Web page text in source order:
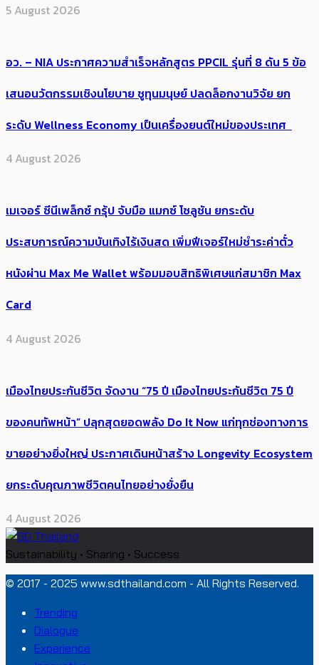
5 August 2026
อว. – NIA ประกาศความสำเร็จหลักสูตร PPCIL รุ่นที่ 8 ดัน 5 ข้อ
เสนอนวัตกรรมเชิงนโยบาย ชูทุนมนุษย์ ปลดล็อกงานวิจัย ยก
ระดับ Wellness Economy เป็นเครื่องยนต์ใหม่ของประเทศ
4 August 2026
เมเจอร์ ซีนีเพล็กซ์ กรุ้ป จับมือ แมกซ์ โซลูชัน ยกระดับ
ประสบการณ์ความบันเทิงไร้เงินสด เพิ่มฟีเจอร์ใหม่ชำระค่าตั๋ว
หนังผ่าน Max Me Wallet พร้อมมอบสิทธิพิเศษแก่สมาชิก Max
Card
4 August 2026
เมืองไทยประกันชีวิต จัดงาน “75 ปี เมืองไทยประกันชีวิต 75 ปี
ของคนทัพหน้า” ปลุกสุดยอดพลัง Do It Now แก่ทุกช่องทางการ
ขายอย่างยิ่งใหญ่ ประกาศเดินหน้าสร้าง Longevity Ecosystem
ยกระดับคุณภาพชีวิตคนไทยอย่างยั่งยืน
4 August 2026
Sustainability • Sharing • Success
© 2017 - 2025 www.sdthailand.com - All Rights Reserved.
Trending
Dialogue
Experience